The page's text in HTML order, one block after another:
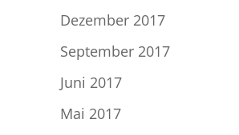
Dezember 2017
September 2017
Juni 2017
Mai 2017